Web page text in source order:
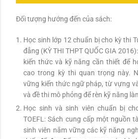
Đối tượng hướng đến của sách:
Học sinh lớp 12 chuẩn bị cho kỳ thi
đẳng (KỲ THI THPT QUỐC GIA
kiến thức và kỹ năng cần thiết để
cao trong kỳ thi quan trọng này.
vững kiến thức ngữ pháp, từ vựng
và đề thi mô phỏng để rèn kỹ năng
Học sinh và sinh viên chuẩn bị
TOEFL: Sách cung cấp một nguồn
sinh viên nắm vững các kỹ năng